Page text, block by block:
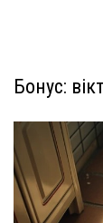
Бонус: